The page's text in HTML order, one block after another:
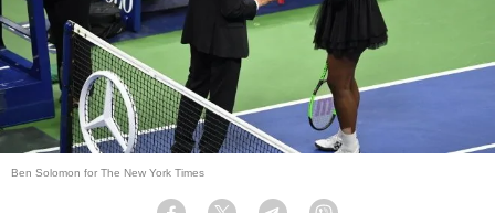
Ben Solomon for The New York Times